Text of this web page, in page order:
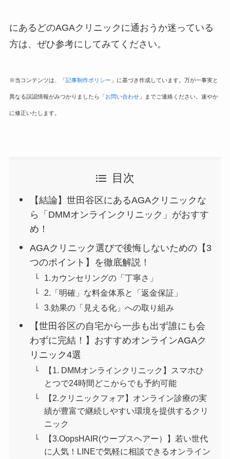
にあるどのAGAクリニックに通おうか迷っている
方は、ぜひ参考にしてみてください。
※当コンテンツは、「 記事制作ポリシー 」に基づき作成しています。万が一事実と
異なる誤認情報がみつかりましたら「 お問い合わせ」までご連絡ください。速やか
に修正いたします。
目次
【結論】世田谷区にあるAGAクリニックな
ら「DMMオンラインクリニック」がおすす
め！
AGAクリニック選びで後悔しないための【3
つのポイント】を徹底解説！
1.カウンセリングの「丁寧さ」
2.「明確」な料金体系と「返金保証」
3.効果の「見える化」への取り組み
【世田谷区の自宅から一歩も出ず誰にも会
わずに完結！】おすすめオンラインAGAク
リニック4選
【1. DMMオンラインクリニック】スマホひ
とつで24時間どこからでも予約可能
【2.クリニックフォア】オンライン診療の実
績が豊富で継続しやすい環境を提供するクリ
ニック
【3.OopsHAIR(ウープスヘアー）】若い世代
に人気！LINEで気軽に相談できるオンライン